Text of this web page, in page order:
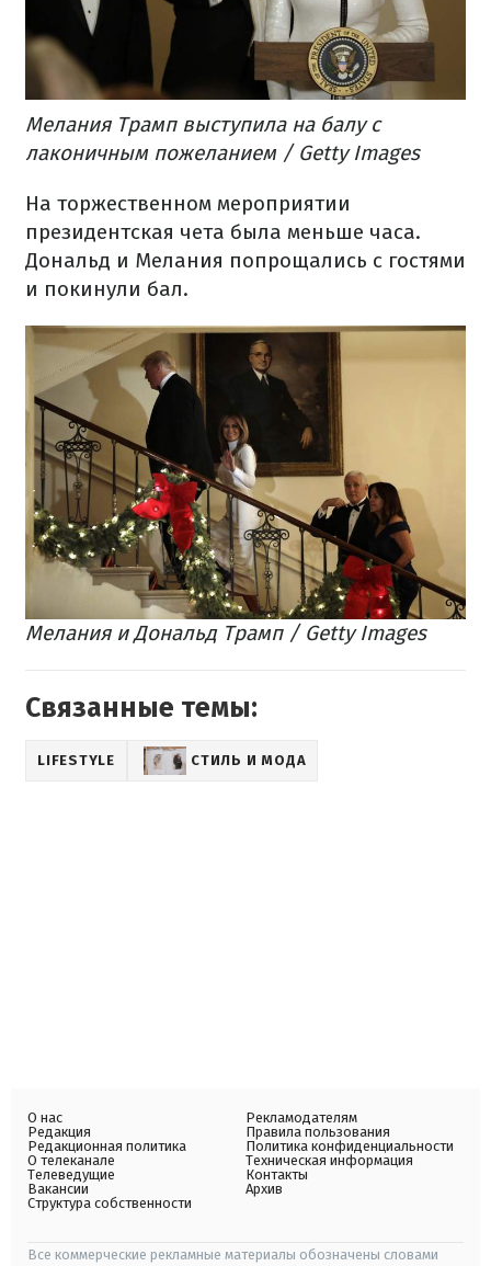
Мелания Трамп выступила на балу с
лаконичным пожеланием / Getty Images
На торжественном мероприятии
президентская чета была меньше часа.
Дональд и Мелания попрощались с гостями
и покинули бал.
Мелания и Дональд Трамп / Getty Images
Связанные темы:
LIFESTYLE СТИЛЬ И МОДА
О нас
Редакция
Редакционная политика
О телеканале
Телеведущие
Вакансии
Структура собственности
Рекламодателям
Правила пользования
Политика конфиденциальности
Техническая информация
Контакты
Архив
Все коммерческие рекламные материалы обозначены словами